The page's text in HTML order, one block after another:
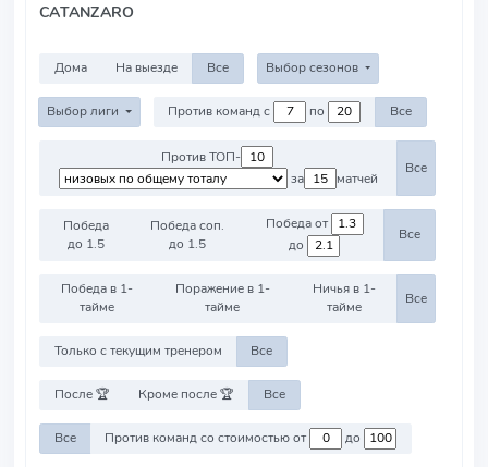
CATANZARO
Дома На выезде Все Выбор сезонов
Выбор лиги Против команд с по Все
Против ТОП-
за
матчей
Все
Победа
до 1.5
Победа соп.
до 1.5
Победа от
до
Все
Победа в 1-
тайме
Поражение в 1-
тайме
Ничья в 1-
тайме
Все
Только с текущим тренером Все
После 🏆 Кроме после 🏆 Все
Все Против команд со стоимостью от до